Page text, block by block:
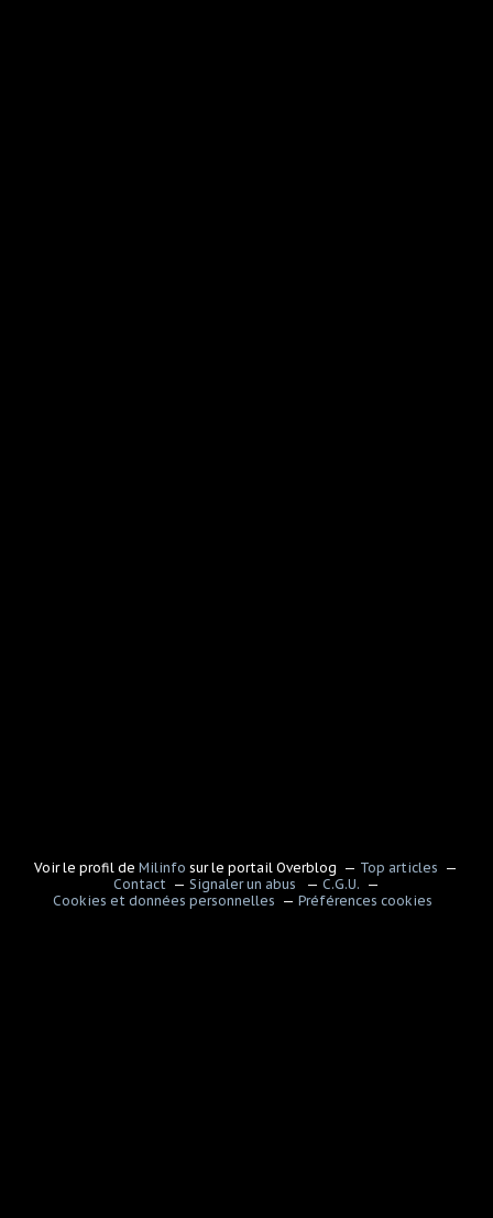
Voir le profil deMilinfo sur le portail Overblog
Top articles
Contact
Signaler un abus
C.G.U.
Cookies et données personnelles
Préférences cookies